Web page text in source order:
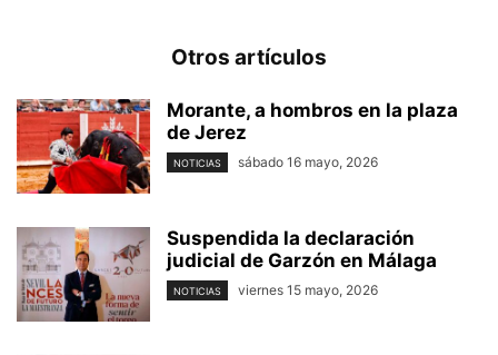
Otros artículos
Morante, a hombros en la plaza
de Jerez
NOTICIAS sábado 16 mayo, 2026
Suspendida la declaración
judicial de Garzón en Málaga
NOTICIAS viernes 15 mayo, 2026